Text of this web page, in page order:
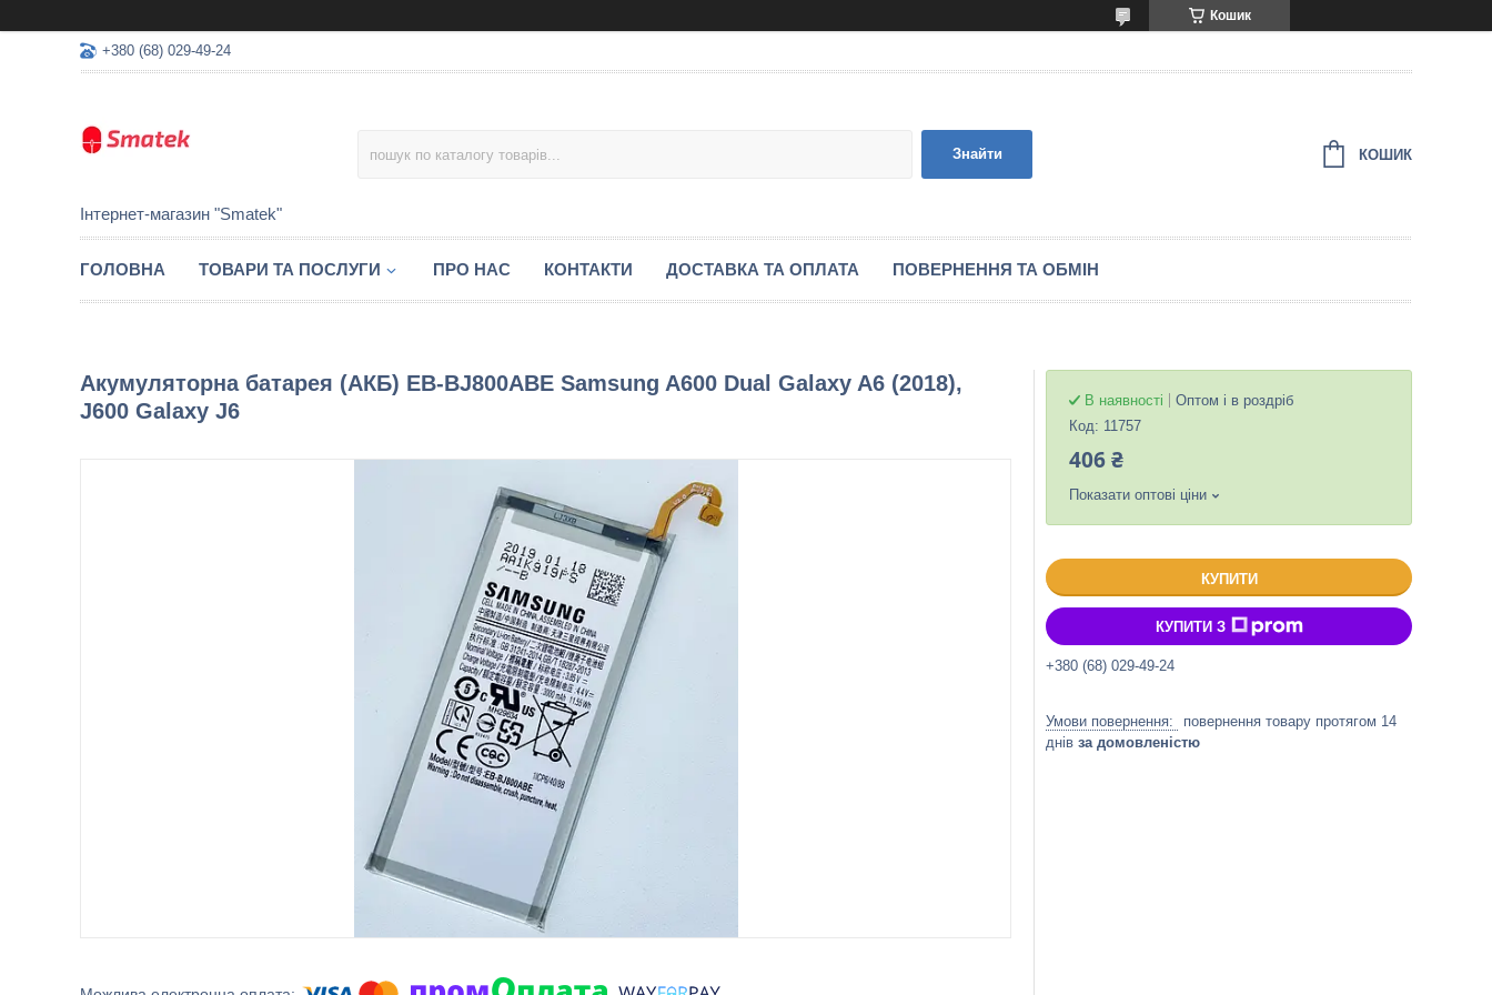
Кошик
+380 (68) 029-49-24
Інтернет-магазин "Smatek"
Знайти КОШИК
ГОЛОВНА ТОВАРИ ТА ПОСЛУГИ ПРО НАС КОНТАКТИ ДОСТАВКА ТА ОПЛАТА ПОВЕРНЕННЯ ТА ОБМІН
Акумуляторна батарея (АКБ) EB-BJ800ABE Samsung A600 Dual Galaxy A6 (2018),
J600 Galaxy J6
В наявності
Оптом і в роздріб
Код: 11757
406 ₴
Показати оптові ціни
КУПИТИ
КУПИТИ З
+380 (68) 029-49-24
повернення товару протягом 14
днів за домовленістю